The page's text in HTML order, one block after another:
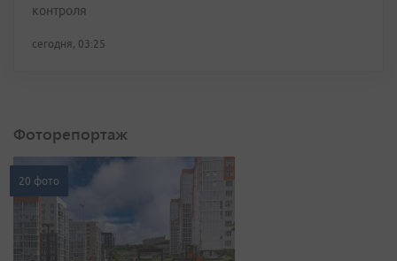
контроля
сегодня, 03:25
Фоторепортаж
20 фото